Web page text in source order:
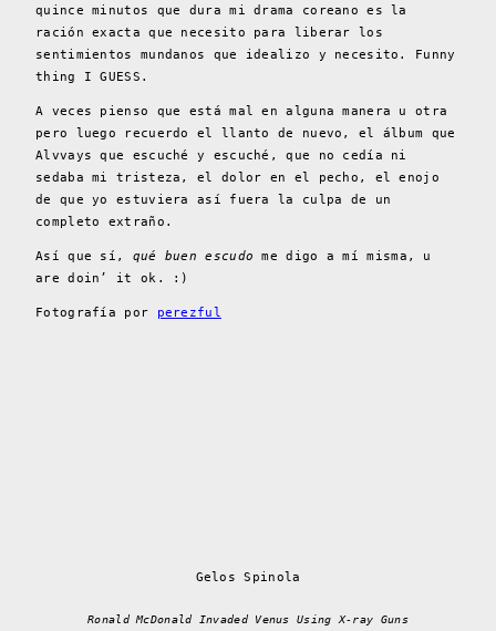
quince minutos que dura mi drama coreano es la
ración exacta que necesito para liberar los
sentimientos mundanos que idealizo y necesito. Funny
thing I GUESS.
A veces pienso que está mal en alguna manera u otra
pero luego recuerdo el llanto de nuevo, el álbum que
Alvvays que escuché y escuché, que no cedía ni
sedaba mi tristeza, el dolor en el pecho, el enojo
de que yo estuviera así fuera la culpa de un
completo extraño.
Así que sí, qué buen escudo me digo a mí misma, u
are doin’ it ok. :)
Fotografía por perezful
Gelos Spinola
Ronald McDonald Invaded Venus Using X-ray Guns